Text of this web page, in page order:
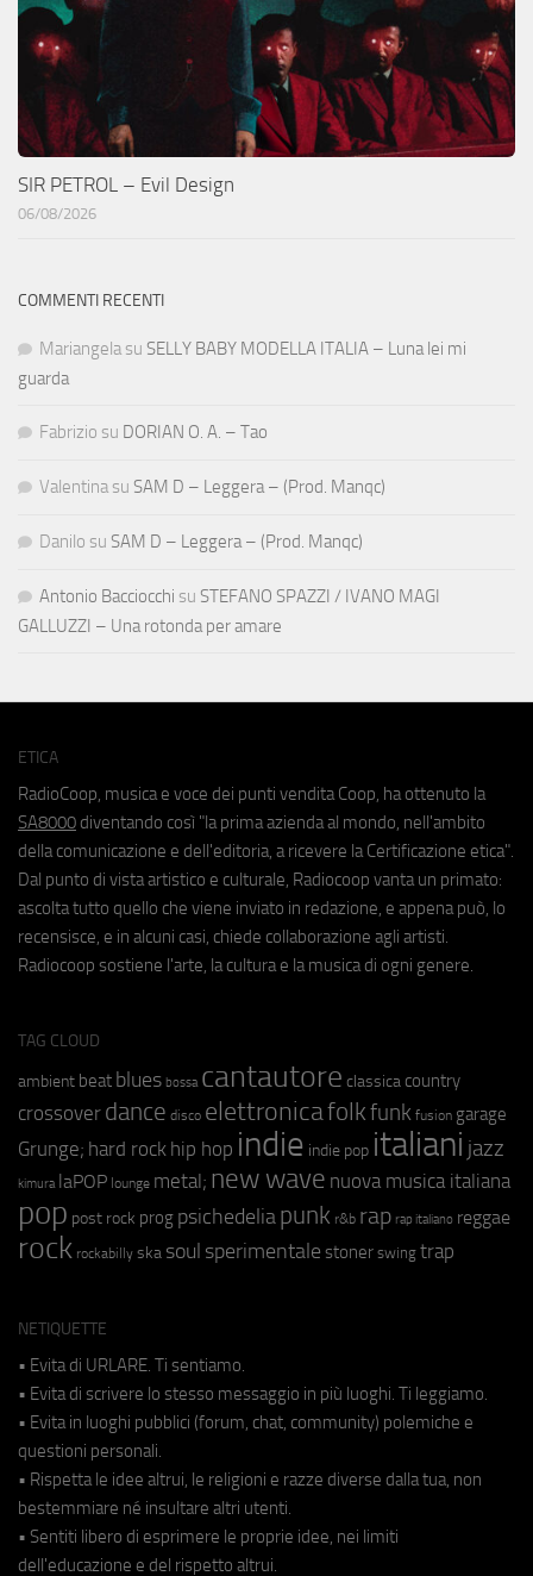
SIR PETROL – Evil Design
06/08/2026
COMMENTI RECENTI
Mariangela su SELLY BABY MODELLA ITALIA – Luna lei mi
guarda
Fabrizio su DORIAN O. A. – Tao
Valentina su SAM D – Leggera – (Prod. Manqc)
Danilo su SAM D – Leggera – (Prod. Manqc)
Antonio Bacciocchi su STEFANO SPAZZI / IVANO MAGI
GALLUZZI – Una rotonda per amare
ETICA
RadioCoop, musica e voce dei punti vendita Coop, ha ottenuto la
SA8000 diventando così "la prima azienda al mondo, nell'ambito
della comunicazione e dell'editoria, a ricevere la Certificazione etica".
Dal punto di vista artistico e culturale, Radiocoop vanta un primato:
ascolta tutto quello che viene inviato in redazione, e appena può, lo
recensisce, e in alcuni casi, chiede collaborazione agli artisti.
Radiocoop sostiene l'arte, la cultura e la musica di ogni genere.
TAG CLOUD
ambient beat blues bossa cantautore classica country
crossover dance disco elettronicafolkfunk fusion garage
Grunge; hard rock hip hop indie indie pop italiani jazz
kimura laPOP lounge metal; new wave nuova musica italiana
pop post rock prog psichedeliapunk r&b rap rap italiano reggae
rock rockabilly ska soul sperimentale stoner swing trap
NETIQUETTE
• Evita di URLARE. Ti sentiamo.
• Evita di scrivere lo stesso messaggio in più luoghi. Ti leggiamo.
• Evita in luoghi pubblici (forum, chat, community) polemiche e
questioni personali.
• Rispetta le idee altrui, le religioni e razze diverse dalla tua, non
bestemmiare né insultare altri utenti.
• Sentiti libero di esprimere le proprie idee, nei limiti
dell'educazione e del rispetto altrui.